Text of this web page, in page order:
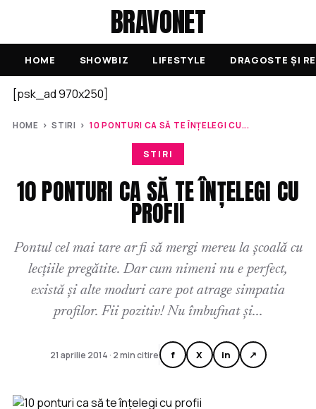
BRAVONET
HOME SHOWBIZ LIFESTYLE DRAGOSTE ȘI
[psk_ad 970x250]
HOME ›STIRI › 10 PONTURI CA SĂ TE ÎNȚELEGI CU...
STIRI
10 PONTURI CA SĂ TE ÎNȚELEGI CU
PROFII
Pontul cel mai tare ar fi să mergi mereu la școală cu
lecțiile pregătite. Dar cum nimeni nu e perfect,
există și alte moduri care pot atrage simpatia
profilor. Fii pozitiv! Nu îmbufnat și...
21 aprilie 2014 · 2 min citire f X in ↗